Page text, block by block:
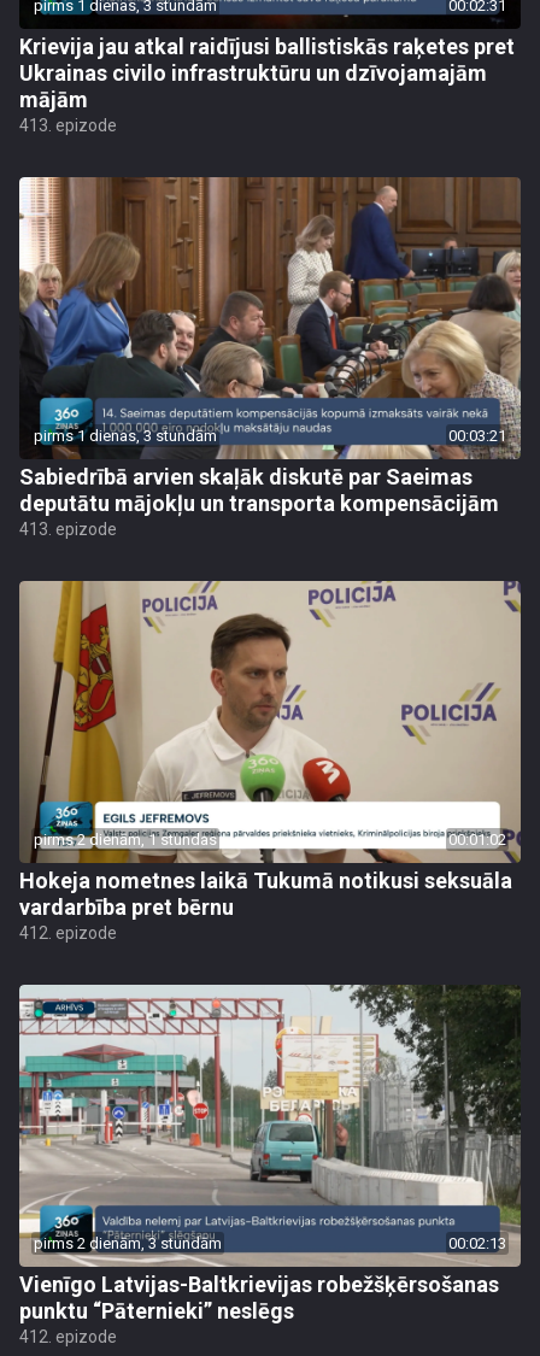
pirms 1 dienas, 3 stundām 00:02:31
Krievija jau atkal raidījusi ballistiskās raķetes pret
Ukrainas civilo infrastruktūru un dzīvojamajām
mājām
413. epizode
pirms 1 dienas, 3 stundām 00:03:21
Sabiedrībā arvien skaļāk diskutē par Saeimas
deputātu mājokļu un transporta kompensācijām
413. epizode
pirms 2 dienām, 1 stundas 00:01:02
Hokeja nometnes laikā Tukumā notikusi seksuāla
vardarbība pret bērnu
412. epizode
pirms 2 dienām, 3 stundām 00:02:13
Vienīgo Latvijas-Baltkrievijas robežšķērsošanas
punktu “Pāternieki” neslēgs
412. epizode